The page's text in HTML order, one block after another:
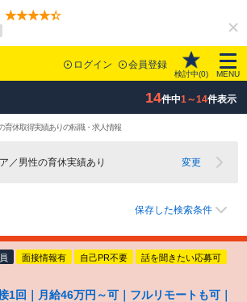
ログイン 会員登録
検討中(0) MENU
14件中1～14件表示
育休取得実績ありの転職・求人情報
／男性の育休実績あり 変更
保存した検索条件
面接情報有 自己PR不要 話を聞きたい応募可
1回｜月給46万円～可｜フルリモートも可｜